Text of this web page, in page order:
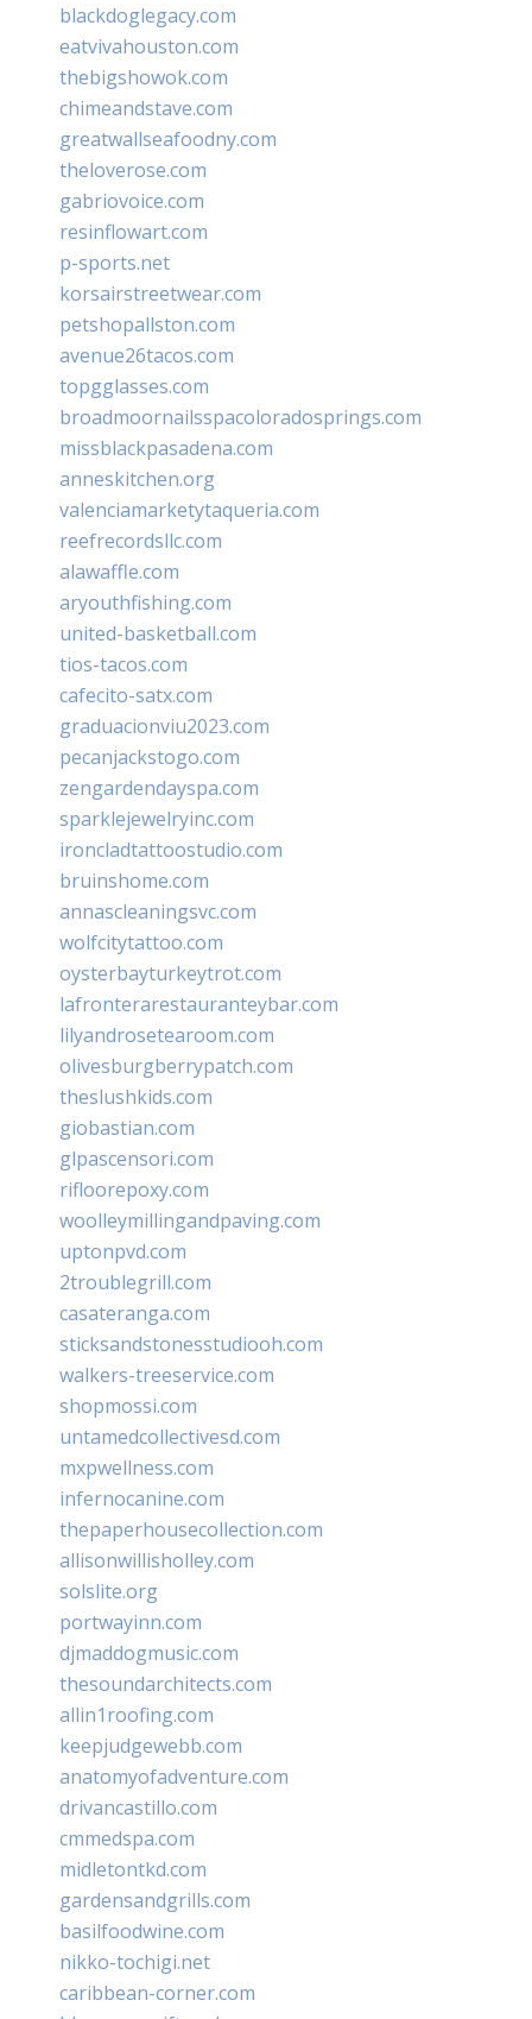
blackdoglegacy.com
eatvivahouston.com
thebigshowok.com
chimeandstave.com
greatwallseafoodny.com
theloverose.com
gabriovoice.com
resinflowart.com
p-sports.net
korsairstreetwear.com
petshopallston.com
avenue26tacos.com
topgglasses.com
broadmoornailsspacoloradosprings.com
missblackpasadena.com
anneskitchen.org
valenciamarketytaqueria.com
reefrecordsllc.com
alawaffle.com
aryouthfishing.com
united-basketball.com
tios-tacos.com
cafecito-satx.com
graduacionviu2023.com
pecanjackstogo.com
zengardendayspa.com
sparklejewelryinc.com
ironcladtattoostudio.com
bruinshome.com
annascleaningsvc.com
wolfcitytattoo.com
oysterbayturkeytrot.com
lafronterarestauranteybar.com
lilyandrosetearoom.com
olivesburgberrypatch.com
theslushkids.com
giobastian.com
glpascensori.com
rifloorepoxy.com
woolleymillingandpaving.com
uptonpvd.com
2troublegrill.com
casateranga.com
sticksandstonesstudiooh.com
walkers-treeservice.com
shopmossi.com
untamedcollectivesd.com
mxpwellness.com
infernocanine.com
thepaperhousecollection.com
allisonwillisholley.com
solslite.org
portwayinn.com
djmaddogmusic.com
thesoundarchitects.com
allin1roofing.com
keepjudgewebb.com
anatomyofadventure.com
drivancastillo.com
cmmedspa.com
midletontkd.com
gardensandgrills.com
basilfoodwine.com
nikko-tochigi.net
caribbean-corner.com